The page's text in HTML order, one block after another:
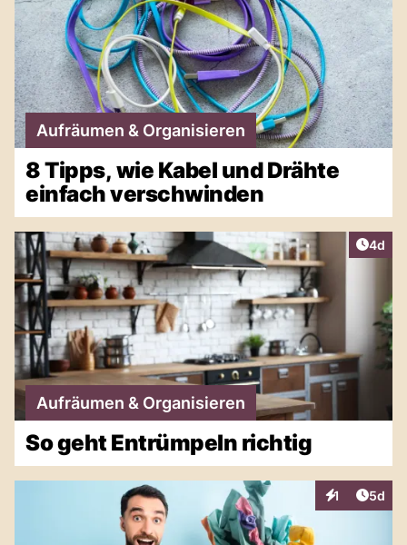
Aufräumen & Organisieren
8 Tipps, wie Kabel und Drähte
einfach verschwinden
4d
Aufräumen & Organisieren
So geht Entrümpeln richtig
1
Interaktionen
5d